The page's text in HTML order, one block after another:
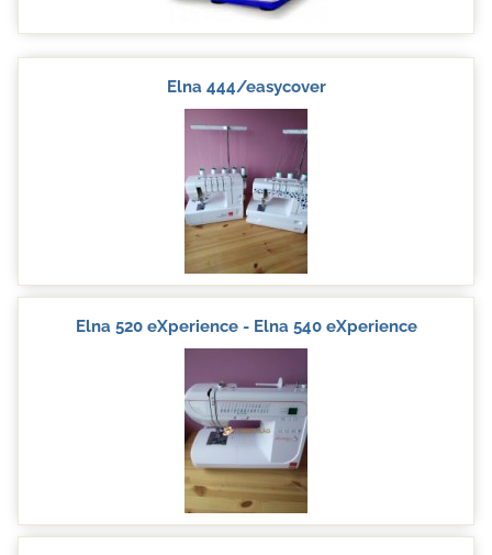
Elna 444/easycover
Elna 520 eXperience - Elna 540 eXperience